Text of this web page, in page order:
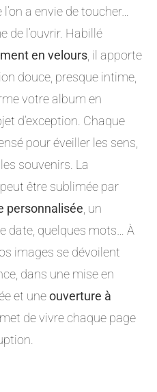
l’on a envie de toucher…
de l’ouvrir. Habillé
en velours, il apporte
douce, presque intime,
votre album en
d’exception. Chaque
pour éveiller les sens,
souvenirs. La
être sublimée par
personnalisée, un
date, quelques mots… À
images se dévoilent
dans une mise en
et uneouverture à
de vivre chaque page